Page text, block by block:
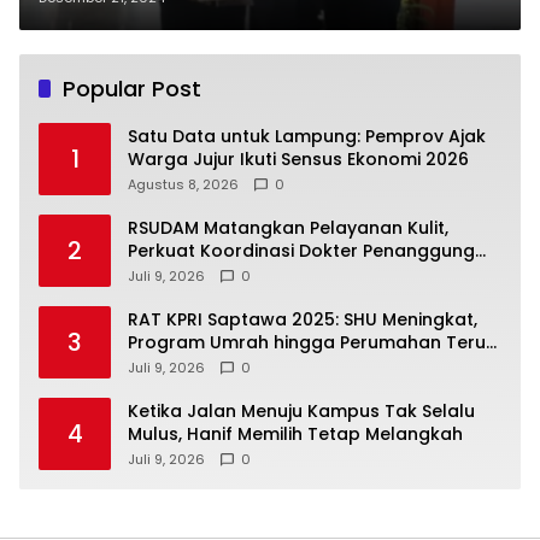
Popular Post
1
Satu Data untuk Lampung: Pemprov Ajak
Warga Jujur Ikuti Sensus Ekonomi 2026
Agustus 8, 2026 0
2
RSUDAM Matangkan Pelayanan Kulit,
Perkuat Koordinasi Dokter Penanggung
Jawab Pasien
Juli 9, 2026 0
3
RAT KPRI Saptawa 2025: SHU Meningkat,
Program Umrah hingga Perumahan Terus
Dikembangkan
Juli 9, 2026 0
4
Ketika Jalan Menuju Kampus Tak Selalu
Mulus, Hanif Memilih Tetap Melangkah
Juli 9, 2026 0